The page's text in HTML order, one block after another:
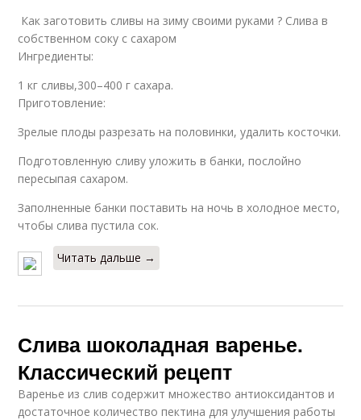
Как заготовить сливы на зиму своими руками ? Слива в
собственном соку с сахаром
Ингредиенты:
1 кг сливы,300–400 г сахара.
Приготовление:
Зрелые плоды разрезать на половинки, удалить косточки.
Подготовленную сливу уложить в банки, послойно
пересыпая сахаром.
Заполненные банки поставить на ночь в холодное место,
чтобы слива пустила сок.
Читать дальше →
Слива шоколадная варенье.
Классический рецепт
Варенье из слив содержит множество антиоксидантов и
достаточное количество пектина для улучшения работы